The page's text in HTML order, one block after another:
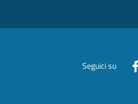
Seguici su